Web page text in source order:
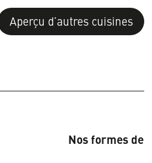
à
la
liste
Aperçu d’autres cuisines
Nos formes de